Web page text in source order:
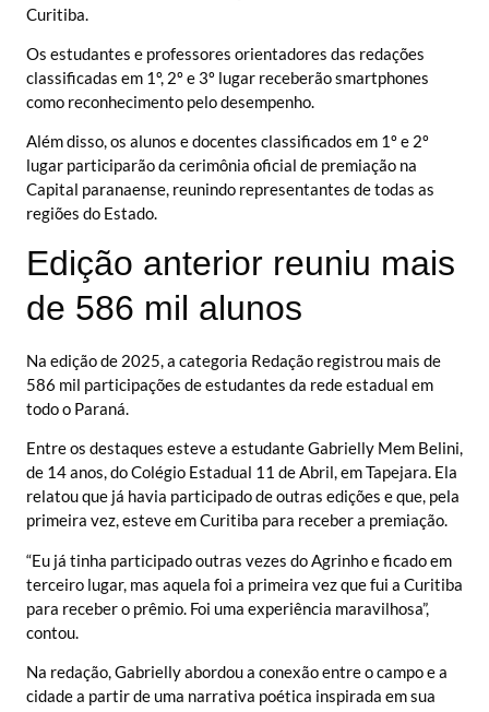
Curitiba.
Os estudantes e professores orientadores das redações
classificadas em 1º, 2º e 3º lugar receberão smartphones
como reconhecimento pelo desempenho.
Além disso, os alunos e docentes classificados em 1º e 2º
lugar participarão da cerimônia oficial de premiação na
Capital paranaense, reunindo representantes de todas as
regiões do Estado.
Edição anterior reuniu mais
de 586 mil alunos
Na edição de 2025, a categoria Redação registrou mais de
586 mil participações de estudantes da rede estadual em
todo o Paraná.
Entre os destaques esteve a estudante Gabrielly Mem Belini,
de 14 anos, do Colégio Estadual 11 de Abril, em Tapejara. Ela
relatou que já havia participado de outras edições e que, pela
primeira vez, esteve em Curitiba para receber a premiação.
“Eu já tinha participado outras vezes do Agrinho e ficado em
terceiro lugar, mas aquela foi a primeira vez que fui a Curitiba
para receber o prêmio. Foi uma experiência maravilhosa”,
contou.
Na redação, Gabrielly abordou a conexão entre o campo e a
cidade a partir de uma narrativa poética inspirada em sua